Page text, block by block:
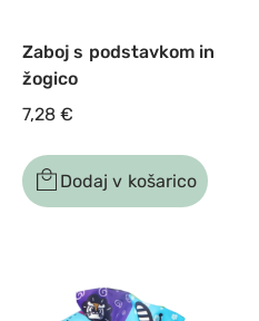
Zaboj s podstavkom in
žogico
7,28€
Dodaj v košarico